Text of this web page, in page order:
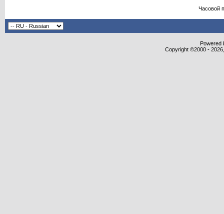
Часовой
Powered
Copyright ©2000 -